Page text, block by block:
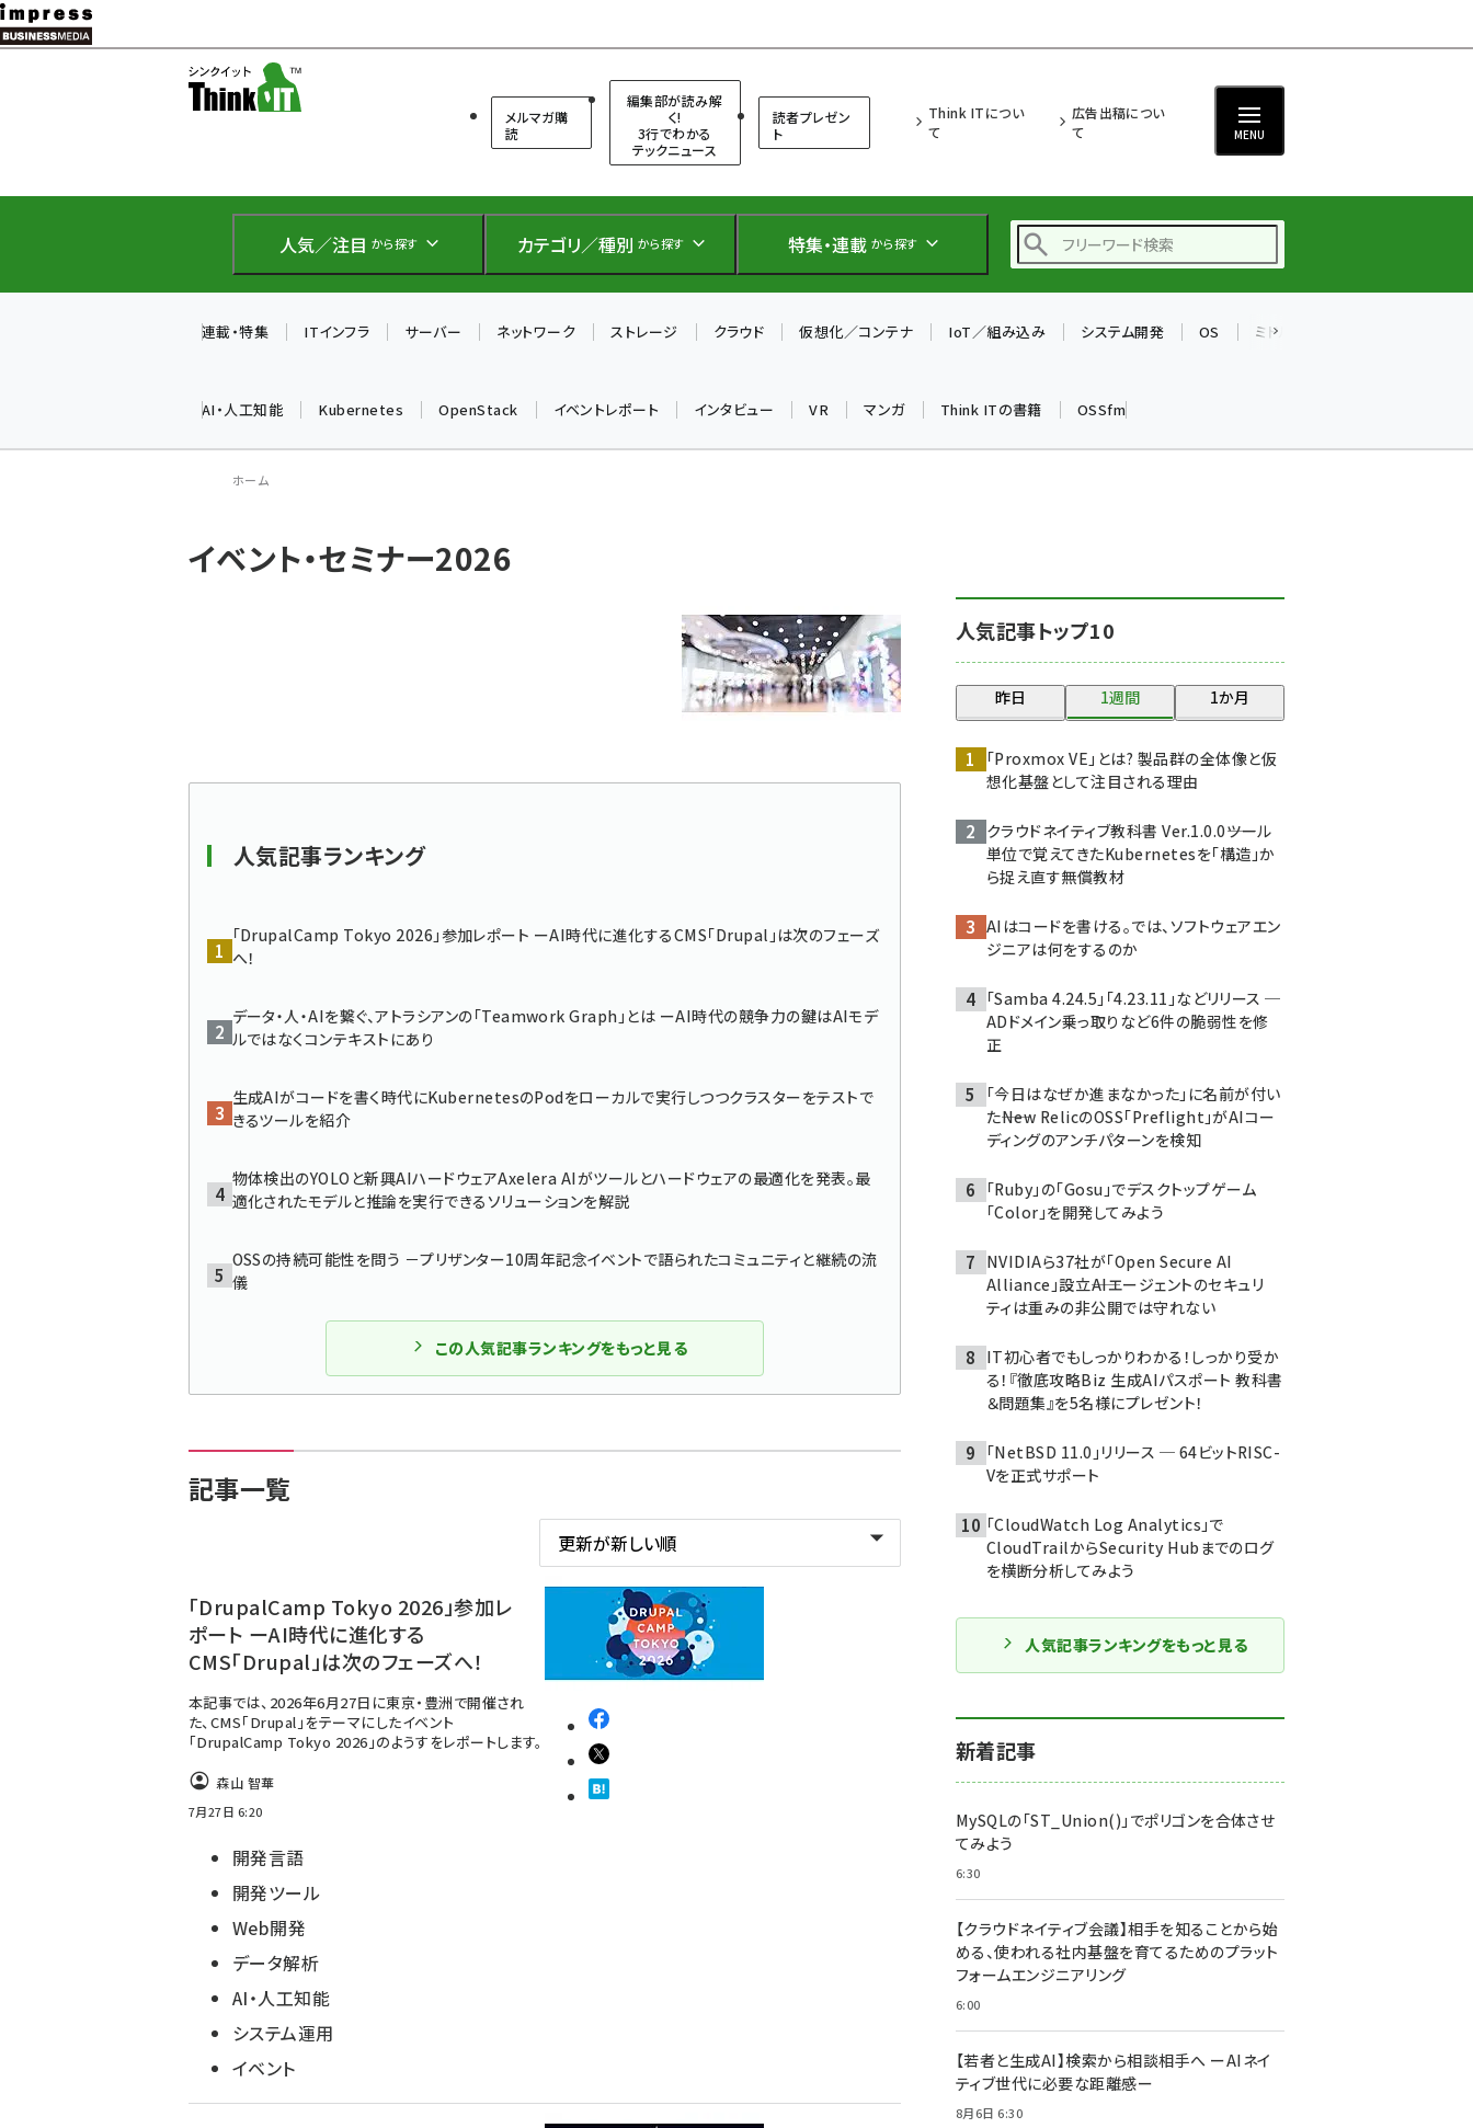
メ
イ
テ
に
メルマガ購
読
編集部が読み解
く!
3行でわかる
テックニュース
読者プレゼン
ト
Think ITについ
て
広告出稿につい
て
MENU
人気／注目 から探す カテゴリ／種別 から探す 特集・連載 から探す
仲間と築いた勝利の絆～
drupal (1947)
genai (1477)
abc123 (1352)
連載・特集 ITインフラ サーバー ネットワーク ストレージ クラウド 仮想化／コンテナ IoT／組み込み システム開発 OS ミドルウェア
AI・人工知能 Kubernetes OpenStack イベントレポート インタビュー VR マンガ Think ITの書籍 OSSfm
ン
ホーム
イベント・セミナー2026
人気記事ランキング
「DrupalCamp Tokyo 2026」参加レポート ーAI時代に進化するCMS「Drupal」は次のフェーズ
へ！
データ・人・AIを繋ぐ、アトラシアンの「Teamwork Graph」とは ーAI時代の競争力の鍵はAIモデ
ルではなくコンテキストにあり
生成AIがコードを書く時代にKubernetesのPodをローカルで実行しつつクラスターをテストで
きるツールを紹介
物体検出のYOLOと新興AIハードウェアAxelera AIがツールとハードウェアの最適化を発表。最
適化されたモデルと推論を実行できるソリューションを解説
OSSの持続可能性を問う －プリザンター10周年記念イベントで語られたコミュニティと継続の流
儀
この人気記事ランキングをもっと見る
記事一覧
「DrupalCamp Tokyo 2026」参加レ
ポート ーAI時代に進化する
CMS「Drupal」は次のフェーズへ！
本記事では、2026年6月27日に東京・豊洲で開催され
た、CMS「Drupal」をテーマにしたイベント
「DrupalCamp Tokyo 2026」のようすをレポートします。
森山 智華
7月27日 6:20
開発言語
開発ツール
Web開発
データ解析
AI・人工知能
システム運用
イベント
人気記事トップ10
昨日 1週間 1か月
「Proxmox VE」とは? 製品群の全体像と仮
想化基盤として注目される理由
クラウドネイティブ教科書 Ver.1.0.0――ツール
単位で覚えてきたKubernetesを「構造」か
ら捉え直す無償教材
AIはコードを書ける。では、ソフトウェアエン
ジニアは何をするのか
「Samba 4.24.5」「4.23.11」などリリース ─
ADドメイン乗っ取りなど6件の脆弱性を修
正
「今日はなぜか進まなかった」に名前が付い
た――New RelicのOSS「Preflight」がAIコー
ディングのアンチパターンを検知
「Ruby」の「Gosu」でデスクトップゲーム
「Color」を開発してみよう
NVIDIAら37社が「Open Secure AI
Alliance」設立――AIエージェントのセキュリ
ティは重みの非公開では守れない
IT初心者でもしっかりわかる！しっかり受か
る！『徹底攻略Biz 生成AIパスポート 教科書
＆問題集』を5名様にプレゼント！
「NetBSD 11.0」リリース ─ 64ビットRISC-
Vを正式サポート
「CloudWatch Log Analytics」で
CloudTrailからSecurity Hubまでのログ
を横断分析してみよう
人気記事ランキングをもっと見る
新着記事
MySQLの「ST_Union()」でポリゴンを合体させ
てみよう
6:30
【クラウドネイティブ会議】相手を知ることから始
める、使われる社内基盤を育てるためのプラット
フォームエンジニアリング
6:00
【若者と生成AI】検索から相談相手へ ーAIネイ
ティブ世代に必要な距離感ー
8月6日 6:30